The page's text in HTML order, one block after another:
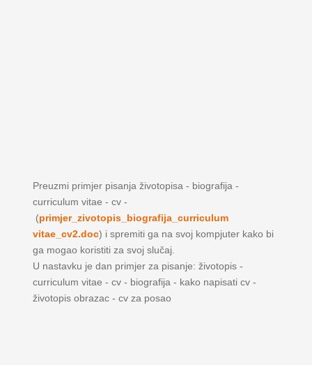
Preuzmi primjer pisanja životopisa - biografija -
curriculum vitae - cv -
(primjer_zivotopis_biografija_curriculum
vitae_cv2.doc) i spremiti ga na svoj kompjuter kako bi
ga mogao koristiti za svoj slučaj.
U nastavku je dan primjer za pisanje: životopis -
curriculum vitae - cv - biografija - kako napisati cv -
životopis obrazac - cv za posao